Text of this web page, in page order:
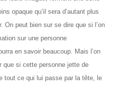
opaque qu’il sera d’autant plus
On peut bien sur se dire que si l’on
sur une personne
en savoir beaucoup. Mais l’on
que si cette personne jette de
tout ce qui lui passe par la tête, le